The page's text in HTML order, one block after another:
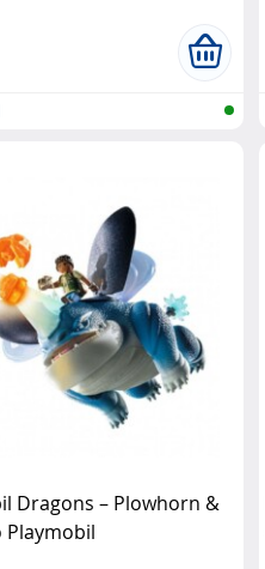
Dragons – Plowhorn &
Playmobil